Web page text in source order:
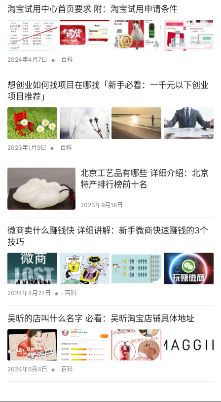
淘宝试用中心首页要求 附：淘宝试用申请条件
2024年4月7日 • 百科
想创业如何找项目在哪找「新手必看：一千元以下创业
项目推荐」
2023年1月9日 • 百科
北京工艺品有哪些 详细介绍：北京
特产排行榜前十名
2023年9月18日
微商卖什么赚钱快 详细讲解：新手微商快速赚钱的3个
技巧
2024年4月27日 • 百科
吴昕的店叫什么名字 必看：吴昕淘宝店铺具体地址
2024年6月4日 • 百科